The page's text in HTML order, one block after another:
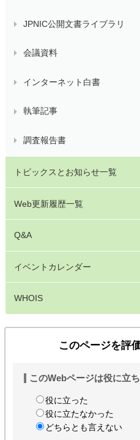
JPNIC公開文書ライブラリ
会議資料
インターネット白書
執筆記事
調査報告書
トピックスとお知らせ一覧
Web更新履歴一覧
Q&A
イベントカレンダー
WHOIS
このページを評
このWebページは役に立
役に立った
役に立たなかった
どちらとも言えない